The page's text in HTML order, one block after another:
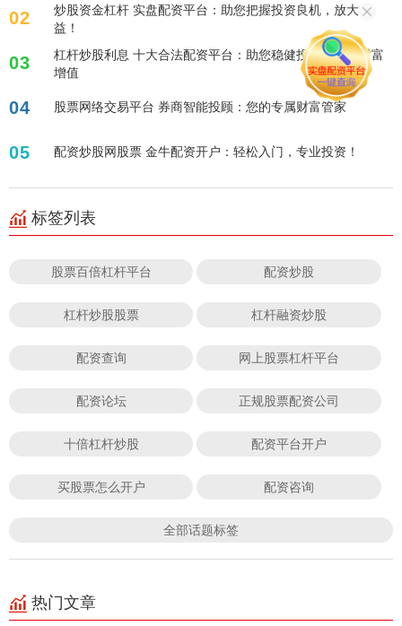
02
炒股资金杠杆 实盘配资平台：助您把握投资良机，放大收
益！
03
杠杆炒股利息 十大合法配资平台：助您稳健投资，实现财富
增值
04 股票网络交易平台 券商智能投顾：您的专属财富管家
05 配资炒股网股票 金牛配资开户：轻松入门，专业投资！
标签列表
股票百倍杠杆平台 配资炒股
杠杆炒股股票 杠杆融资炒股
配资查询 网上股票杠杆平台
配资论坛 正规股票配资公司
十倍杠杆炒股 配资平台开户
买股票怎么开户 配资咨询
全部话题标签
热门文章